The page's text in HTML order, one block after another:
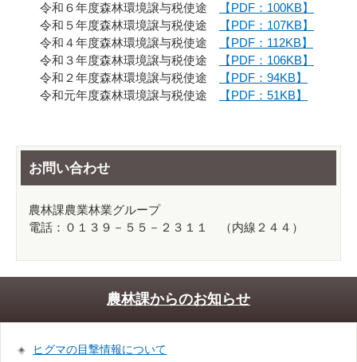
令和６年度森林環境譲与税使途
【PDF：100KB】
令和５年度森林環境譲与税使途
【PDF：107KB】
令和４年度森林環境譲与税使途
【PDF：112KB】
令和３年度森林環境譲与税使途
【PDF：106KB】
令和２年度森林環境譲与税使途
【PDF：94KB】
令和元年度森林環境譲与税使途
【PDF：51KB】
お問い合わせ
農林課農業林業グループ
電話：０１３９－５５－２３１１ （内線２４４）
農林課からのお知らせ
ヒグマの目撃情報について